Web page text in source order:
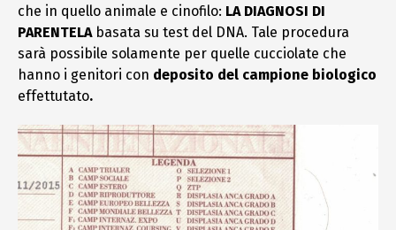
che in quello animale e cinofilo: LA DIAGNOSI DI
PARENTELA basata su test del DNA. Tale procedura
sarà possibile solamente per quelle cucciolate che
hanno i genitori con deposito del campione biologico
effettutato.